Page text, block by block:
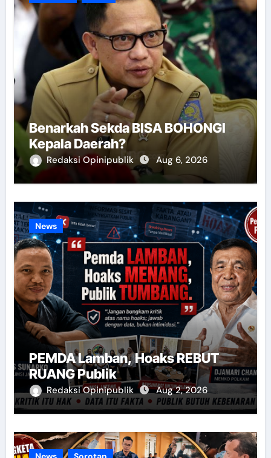
Benarkah Sekda BISA BOHONGI
Kepala Daerah?
Redaksi Opinipublik Aug 6, 2026
News
PEMDA Lamban, Hoaks REBUT
RUANG Publik
Redaksi Opinipublik Aug 2, 2026